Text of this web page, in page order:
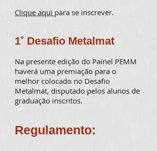
Clique aqui para se inscrever.
1˚ Desafio Metalmat
Na presente edição do Painel PEMM
haverá uma premiação para o
melhor colocado no Desafio
Metalmat, disputado pelos alunos de
graduação inscritos.
Regulamento: